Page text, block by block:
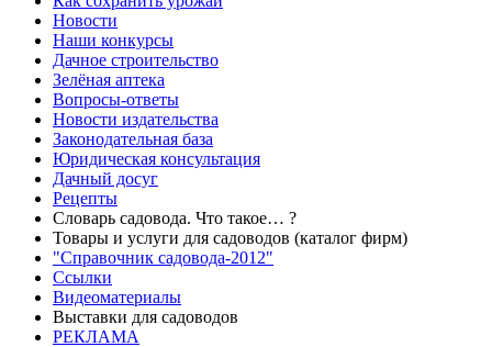
Новости
Наши конкурсы
Дачное строительство
Зелёная аптека
Вопросы-ответы
Новости издательства
Законодательная база
Юридическая консультация
Дачный досуг
Рецепты
Словарь садовода. Что такое… ?
Товары и услуги для садоводов (каталог фирм)
"Справочник садовода-2012"
Ссылки
Видеоматериалы
Выставки для садоводов
РЕКЛАМА